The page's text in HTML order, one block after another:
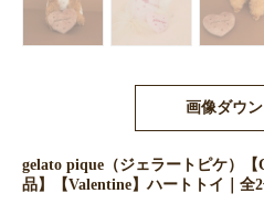
画像ダウ
gelato pique（ジェラートピケ）
品】【Valentine】ハートトイ｜全